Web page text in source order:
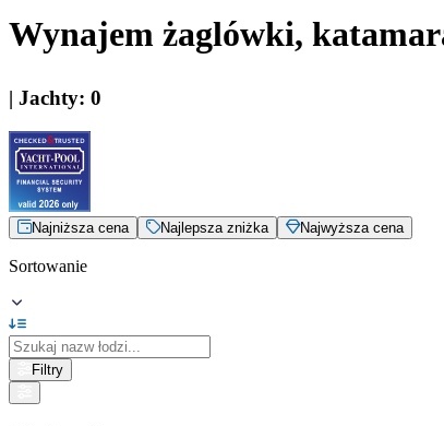
Wynajem żaglówki,
| Jachty: 0
Najniższa cena Najlepsza zniżka Najwyższa cena
Sortowanie
Filtry